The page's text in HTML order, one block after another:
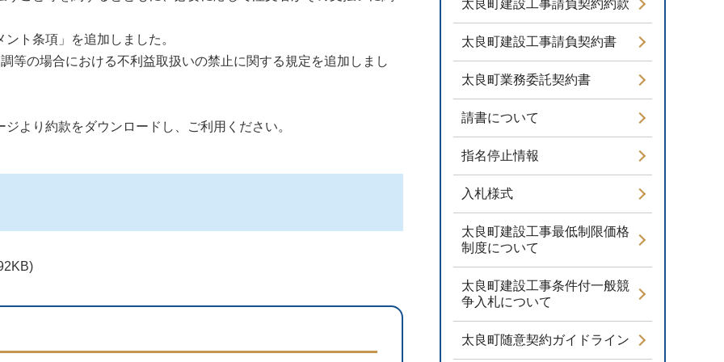
太良町建設工事請負契約約款
太良町建設工事請負契約書
太良町業務委託契約書
請書について
指名停止情報
入札様式
太良町建設工事最低制限価格
制度について
太良町建設工事条件付一般競
争入札について
太良町随意契約ガイドライン
条項」を追加しました。
等の場合における不利益取扱いの禁止に関する規定を追加しまし
より約款をダウンロードし、ご利用ください。